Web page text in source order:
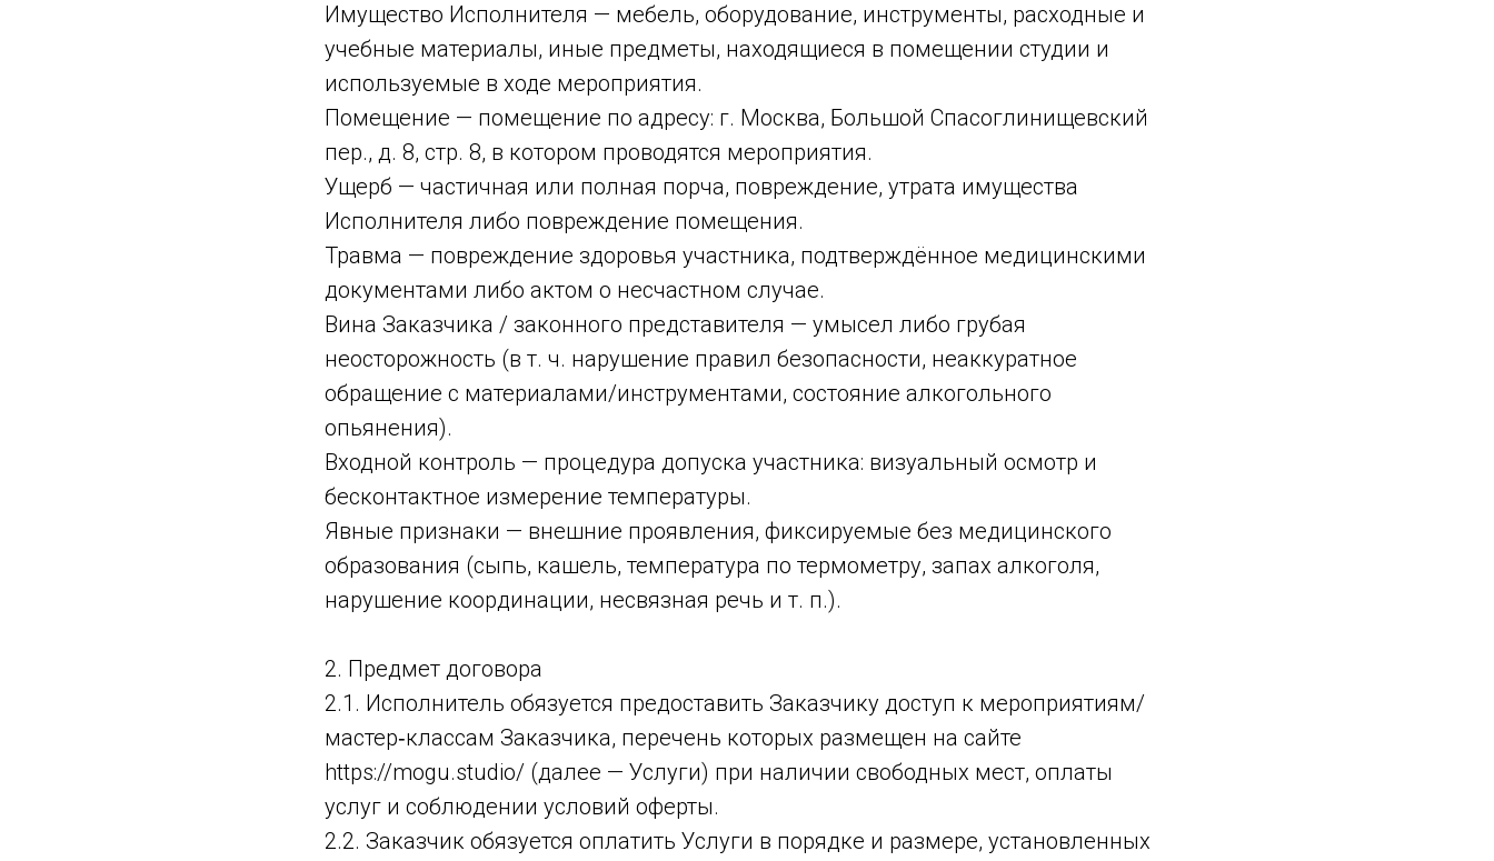
Имущество Исполнителя — мебель, оборудование, инструменты, расходные и
учебные материалы, иные предметы, находящиеся в помещении студии и
используемые в ходе мероприятия.
Помещение — помещение по адресу: г. Москва, Большой Спасоглинищевский
пер., д. 8, стр. 8, в котором проводятся мероприятия.
Ущерб — частичная или полная порча, повреждение, утрата имущества
Исполнителя либо повреждение помещения.
Травма — повреждение здоровья участника, подтверждённое медицинскими
документами либо актом о несчастном случае.
Вина Заказчика / законного представителя — умысел либо грубая
неосторожность (в т. ч. нарушение правил безопасности, неаккуратное
обращение с материалами/инструментами, состояние алкогольного
опьянения).
Входной контроль — процедура допуска участника: визуальный осмотр и
бесконтактное измерение температуры.
Явные признаки — внешние проявления, фиксируемые без медицинского
образования (сыпь, кашель, температура по термометру, запах алкоголя,
нарушение координации, несвязная речь и т. п.).
2. Предмет договора
2.1. Исполнитель обязуется предоставить Заказчику доступ к мероприятиям/
мастер‑классам Заказчика, перечень которых размещен на сайте
https://mogu.studio/ (далее — Услуги) при наличии свободных мест, оплаты
услуг и соблюдении условий оферты.
2.2. Заказчик обязуется оплатить Услуги в порядке и размере, установленных